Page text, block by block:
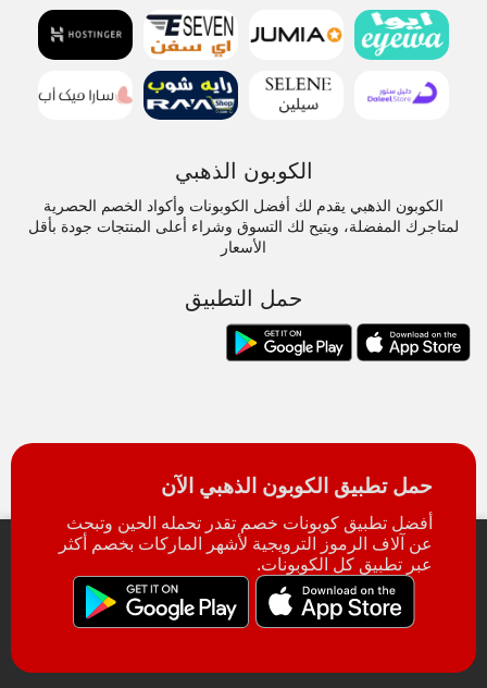
الكوبون الذهبي
الكوبون الذهبي يقدم لك أفضل الكوبونات وأكواد الخصم الحصرية
لمتاجرك المفضلة، ويتيح لك التسوق وشراء أعلى المنتجات جودة بأقل
الأسعار
حمل التطبيق
حمل تطبيق الكوبون الذهبي الآن
أفضل تطبيق كوبونات خصم تقدر تحمله الحين وتبحث
عن آلاف الرموز الترويجية لأشهر الماركات بخصم أكثر
عبر تطبيق كل الكوبونات.